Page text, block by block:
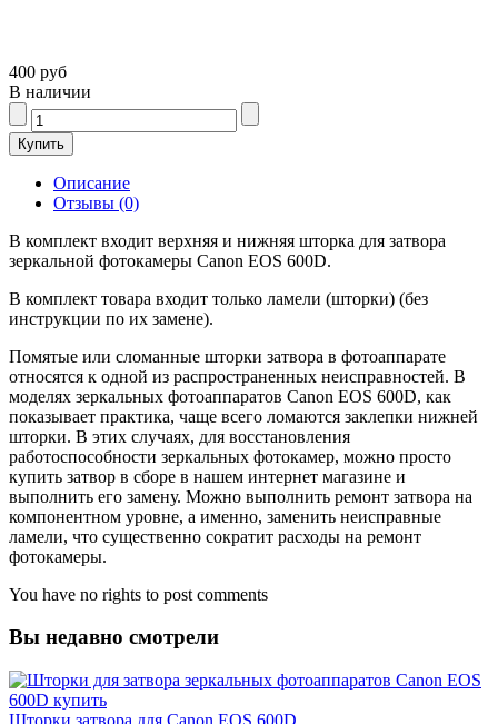
400 руб
В наличии
Описание
Отзывы (0)
В комплект входит верхняя и нижняя шторка для затвора
зеркальной фотокамеры Canon EOS 600D.
В комплект товара входит только ламели (шторки) (без
инструкции по их замене).
Помятые или сломанные шторки затвора в фотоаппарате
относятся к одной из распространенных неисправностей. В
моделях зеркальных фотоаппаратов Canon EOS 600D, как
показывает практика, чаще всего ломаются заклепки нижней
шторки. В этих случаях, для восстановления
работоспособности зеркальных фотокамер, можно просто
купить затвор в сборе в нашем интернет магазине и
выполнить его замену. Можно выполнить ремонт затвора на
компонентном уровне, а именно, заменить неисправные
ламели, что существенно сократит расходы на ремонт
фотокамеры.
You have no rights to post comments
Вы недавно смотрели